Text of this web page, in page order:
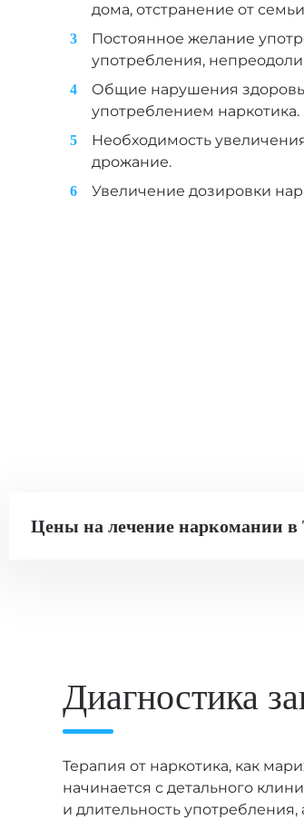
дома, отстранение от
Постоянное желание
употребления,
Общие нарушения
употреблением наркотика.
Необходимость
дрожание.
Увеличение дозировки
Цены на лечение наркомании в
Стоимость услуги
5 000₽
ЗАКАЗАТЬ ЗВОНОК
Диагностика
Терапия от наркотика, как
начинается с детального
и длительность